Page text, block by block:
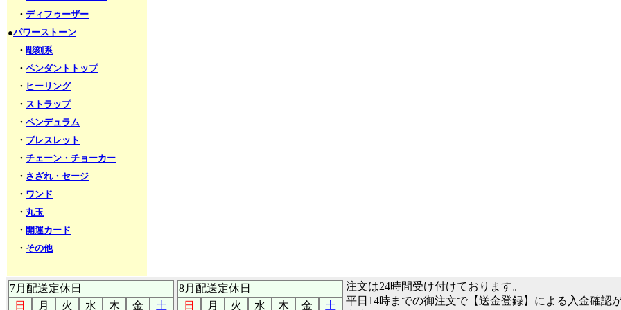
・ ディフゥーザー
●パワーストーン
・ 彫刻系
・ ペンダントトップ
・ ヒーリング
・ ストラップ
・ ペンデュラム
・ ブレスレット
・ チェーン・チョーカー
・ さざれ・セージ
・ ワンド
・ 丸玉
・ 開運カード
・ その他
7月配送定休日
日
月 火 水 木 金 土
8月配送定休日
日
月 火 水 木 金 土
注文は24時間受け付けております。
平日14時までの御注文で【送金登録】による入金確認